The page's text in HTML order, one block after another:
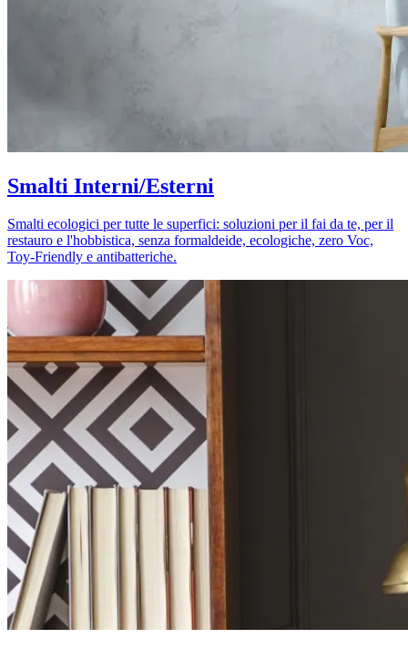
Smalti Interni/Esterni
Smalti ecologici per tutte le superfici: soluzioni per il fai da te, per il
restauro e l'hobbistica, senza formaldeide, ecologiche, zero Voc,
Toy-Friendly e antibatteriche.